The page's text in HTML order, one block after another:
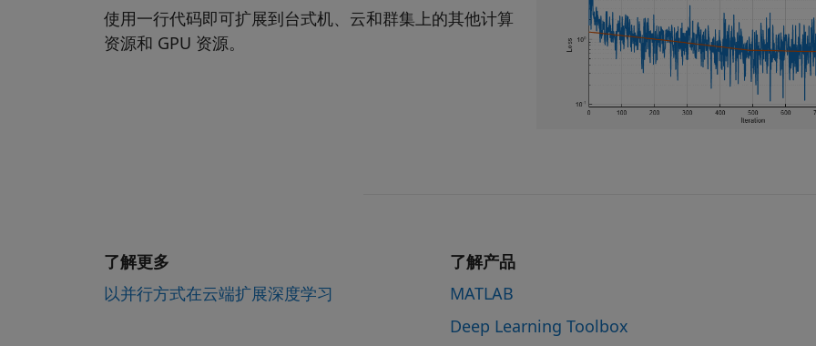
使用一行代码即可扩展到台式机、云和群集上的其他计算
资源和 GPU 资源。
了解更多
以并行方式在云端扩展深度学习
了解产品
MATLAB
Deep Learning Toolbox